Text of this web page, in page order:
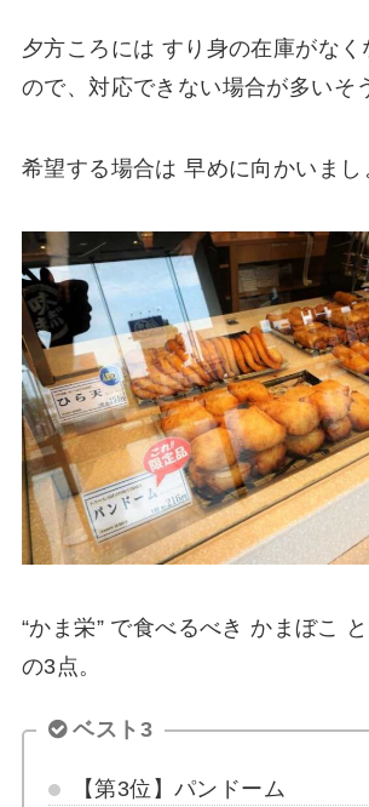
夕方ころには すり身の在庫がな
ので、対応できない場合が多いそ
希望する場合は 早めに向かいまし
“かま栄” で食べるべき かまぼこ
の3点。
ベスト3
【第3位】パンドーム